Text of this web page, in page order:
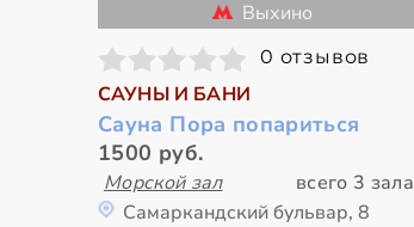
Выхино
0 отзывов
САУНЫ И БАНИ
Сауна Пора попариться
1500 руб.
Морской зал
всего 3 зала
Самаркандский бульвар, 8